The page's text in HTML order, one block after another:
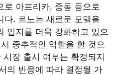
로 아프리카, 중동 등으로
다. 르노는 새로운 모델을
입지를 더욱 강화하고 있으
중추적인 역할을 할 것으
장 출시 여부는 확정되지
의 반응에 따라 결정될 가